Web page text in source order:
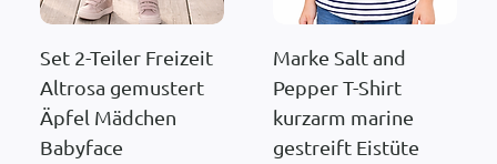
Set 2-Teiler Freizeit
Altrosa gemustert
Äpfel Mädchen
Babyface
Marke Salt and
Pepper T-Shirt
kurzarm marine
gestreift Eistüte